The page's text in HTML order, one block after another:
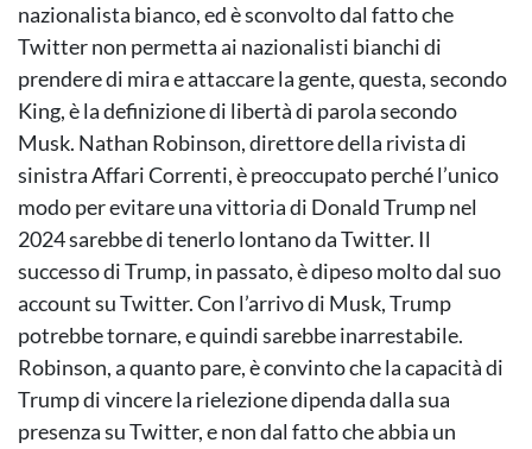
nazionalista bianco, ed è sconvolto dal fatto che
Twitter non permetta ai nazionalisti bianchi di
prendere di mira e attaccare la gente, questa, secondo
King, è la definizione di libertà di parola secondo
Musk. Nathan Robinson, direttore della rivista di
sinistra Affari Correnti, è preoccupato perché l’unico
modo per evitare una vittoria di Donald Trump nel
2024 sarebbe di tenerlo lontano da Twitter. Il
successo di Trump, in passato, è dipeso molto dal suo
account su Twitter. Con l’arrivo di Musk, Trump
potrebbe tornare, e quindi sarebbe inarrestabile.
Robinson, a quanto pare, è convinto che la capacità di
Trump di vincere la rielezione dipenda dalla sua
presenza su Twitter, e non dal fatto che abbia un